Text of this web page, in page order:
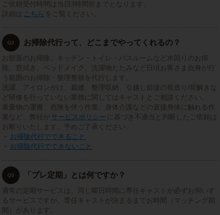
ご依頼受付時間は当日3時間前までとなります。
詳細は こちら をご覧ください。
Q2 お掃除代行って、どこまでやってくれるの？
お部屋のお掃除、キッチン・トイレ・バスルームなど水回りのお掃
除、窓拭き、ベッドメイク、洗濯物たたみなど日頃お客さま自身が行
う範囲のお掃除・整理整頓を代行します。
洗濯、アイロンがけ、裁縫、整理収納、引越し前後の荷造り/荷解きな
ど研修を行っていない業務に関してはキャストとご相談ください。
重量物の運搬、危険を伴う作業、身体介護などの直接身体に触れる作
業など、弊社が サービスポリシー に基づき不適当と判断したご依頼は
お断りいたします。予めご了承ください。
・
お掃除代行でできること
・
お掃除代行でできないこと
Q3 「プレ定期」とは何ですか？
通常の定期サービスは、同じ曜日時間に専任キャストが必ずお伺いす
るサービスですが、専任キャストが決まるまでお時間（マッチング期
間）があります。